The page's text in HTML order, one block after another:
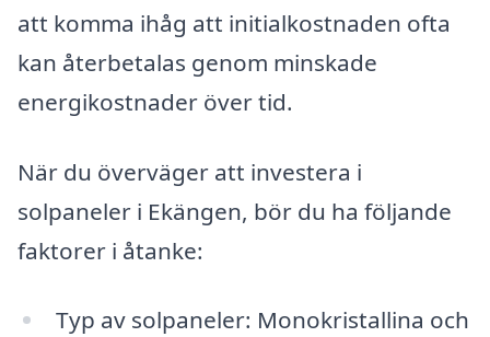
att komma ihåg att initialkostnaden ofta
kan återbetalas genom minskade
energikostnader över tid.
När du överväger att investera i
solpaneler i Ekängen, bör du ha följande
faktorer i åtanke:
Typ av solpaneler: Monokristallina och